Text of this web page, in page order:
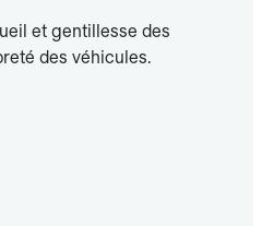
et gentillesse des
des véhicules.